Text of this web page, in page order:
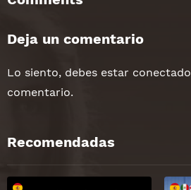
Deja un comentario
Lo siento, debes estar conectado
comentario.
Recomendadas